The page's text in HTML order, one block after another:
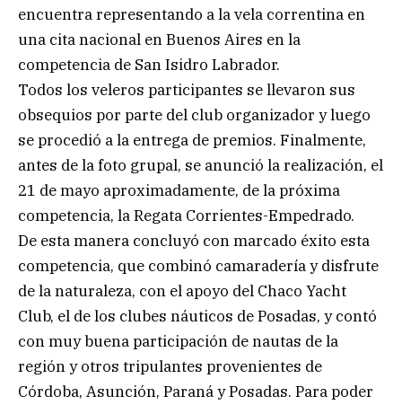
encuentra representando a la vela correntina en
una cita nacional en Buenos Aires en la
competencia de San Isidro Labrador.
Todos los veleros participantes se llevaron sus
obsequios por parte del club organizador y luego
se procedió a la entrega de premios. Finalmente,
antes de la foto grupal, se anunció la realización, el
21 de mayo aproximadamente, de la próxima
competencia, la Regata Corrientes-Empedrado.
De esta manera concluyó con marcado éxito esta
competencia, que combinó camaradería y disfrute
de la naturaleza, con el apoyo del Chaco Yacht
Club, el de los clubes náuticos de Posadas, y contó
con muy buena participación de nautas de la
región y otros tripulantes provenientes de
Córdoba, Asunción, Paraná y Posadas. Para poder